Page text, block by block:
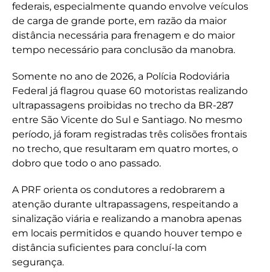
federais, especialmente quando envolve veículos
de carga de grande porte, em razão da maior
distância necessária para frenagem e do maior
tempo necessário para conclusão da manobra.
Somente no ano de 2026, a Polícia Rodoviária
Federal já flagrou quase 60 motoristas realizando
ultrapassagens proibidas no trecho da BR-287
entre São Vicente do Sul e Santiago. No mesmo
período, já foram registradas três colisões frontais
no trecho, que resultaram em quatro mortes, o
dobro que todo o ano passado.
A PRF orienta os condutores a redobrarem a
atenção durante ultrapassagens, respeitando a
sinalização viária e realizando a manobra apenas
em locais permitidos e quando houver tempo e
distância suficientes para concluí-la com
segurança.